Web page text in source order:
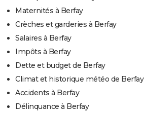
Maternités à Berfay
Crèches et garderies à Berfay
Salaires à Berfay
Impôts à Berfay
Dette et budget de Berfay
Climat et historique météo de Berfay
Accidents à Berfay
Délinquance à Berfay